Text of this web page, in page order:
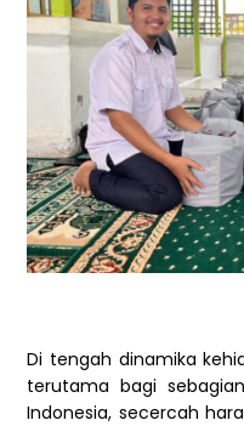
Di tengah dinamika
terutama bagi
Indonesia, secercah